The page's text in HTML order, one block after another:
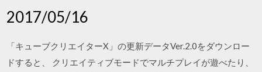
2017/05/16
「キューブクリエイターX」の更新データVer.2.0をダウンロー
ドすると、 クリエイティブモードでマルチプレイが遊べたり、